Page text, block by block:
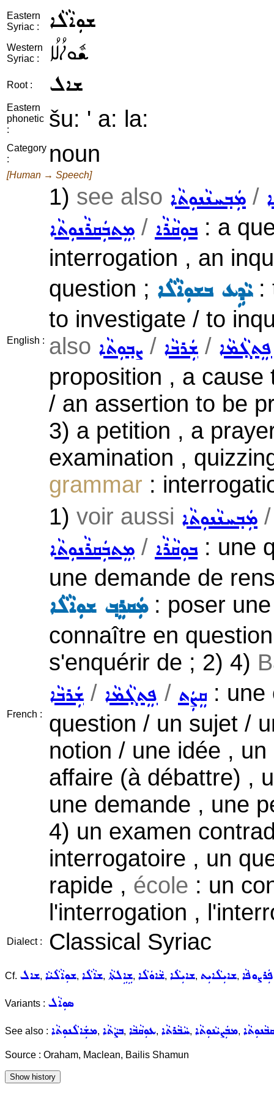
Eastern
Syriac :
ܫܘܼܐܵܠܵܐ
Western
Syriac :
ܫܽܘܐܳܠܳܐ
Root : ܫܐܠ
Eastern
phonetic
:
šu: ' a: la:
Category
:
noun
[Human → Speech]
English :
1) see also ܡܲܒ݂ܚܢܵܢܘܼܬܵܐ /
ܡܸܬܒܲܩܪܵܢܘܼܬܵܐ / ܒܘܼܩܵܪܵܐ: a
interrogation , an
question ; ܝܵܕܹܥ ܒܫܘܼܐܵܠܵܐ:
to investigate / to
also ܨܒ݂ܘܼܬܵܐ / ܫܲܪܒܵܐ / ܦܸܬܓ݂ܵܡܵܐ
proposition , a
/ an assertion to be
3) a petition , a
examination ,
grammar :
French :
1) voir aussi ܡܲܒ݂ܚܢܵܢܘܼܬܵܐ
ܡܸܬܒܲܩܪܵܢܘܼܬܵܐ / ܒܘܼܩܵܪܵܐ: une
une demande de
ܡܲܩܪܸܒ݂ ܫܘܼܐܵܠܵܐ: poser
connaître en
s'enquérir de ; 2) 4)
ܫܲܪܒܵܐ / ܦܸܬܓ݂ܵܡܵܐ / ܩܸܨܲܬ : une
question / un sujet /
notion / une idée ,
affaire (à débattre) ,
une demande , une
4) un examen
interrogatoire , un
rapide , école : un
l'interrogation ,
Dialect : Classical Syriac
Cf. ܫܐܠ, ܫܘܼܐܵܠܵܝܵܐ, ܫܐܵܠܵܐ, ܫܹܐܹܠܬܵܐ, ܫܵܐܘܿܠܵܐ, ܫܐܝܼܠܵܐ, ܫܐܝܼܠܵܐܝܼܬ,
Variants : ܣܘܼܐܵܠ
See also : ܡܫܲܐܠܵܢܘܼܬܵܐ, ܒܨܵܬܵܐ, ܥܘܼܩܵܒܵܐ, ܚܵܒܵܪܬܵܐ, ܡܒܲܨܝܵܢܘܼܬܵܐ,
Source : Oraham, Maclean, Bailis Shamun